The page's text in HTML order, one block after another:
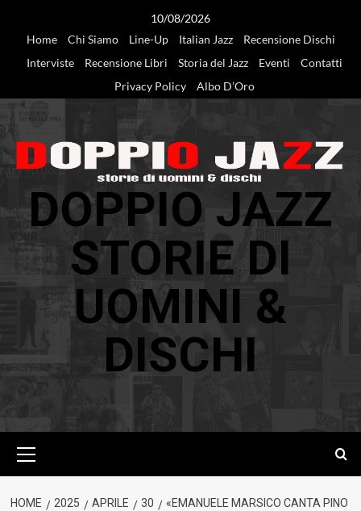
10/08/2026
Home
Chi Siamo Line-Up Italian Jazz
Recensione Dischi
Interviste
Recensione Libri Storia del Jazz Eventi
Contatti
Privacy Policy
Albo D’Oro
DOPPIO JAZZ
STORIE DI
UOMINI &
DISCHI
principale
HOME 2025 APRILE 30
«EMANUELE MARSICO CANTA PINO